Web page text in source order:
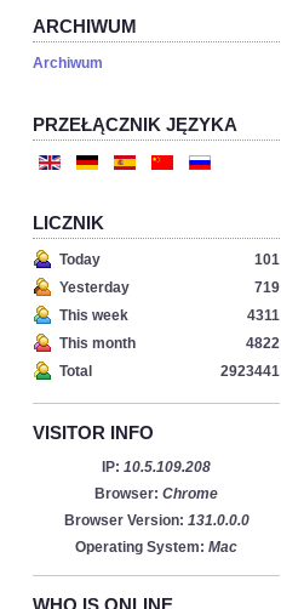
ARCHIWUM
Archiwum
PRZEŁĄCZNIK JĘZYKA
LICZNIK
Today
101
Yesterday
719
This week
4311
This month
4822
Total
2923441
VISITOR INFO
IP: 10.5.109.208
Browser: Chrome
Browser Version: 131.0.0.0
Operating System: Mac